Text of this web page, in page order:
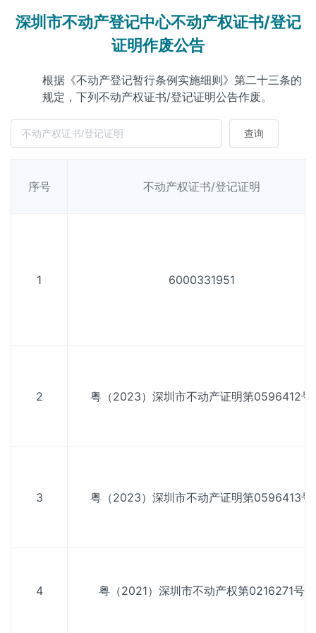
深圳市不动产登记中心不动产权证书/登记
证明作废公告
根据《不动产登记暂行条例实施细则》第二十三条的
规定，下列不动产权证书/登记证明公告作废。
查询
序号 不动产权证书/登记证明
1 6000331951
2 粤（2023）深圳市不动产证明第0596412号
3 粤（2023）深圳市不动产证明第0596413号
4 粤（2021）深圳市不动产权第0216271号